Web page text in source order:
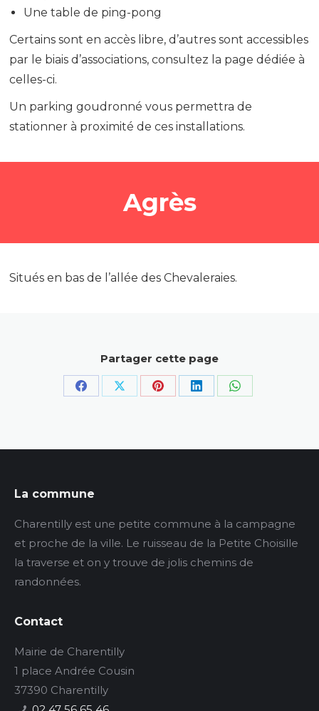
Une table de ping-pong
Certains sont en accès libre, d’autres sont accessibles
par le biais d’associations, consultez la page dédiée à
celles-ci.
Un parking goudronné vous permettra de
stationner à proximité de ces installations.
Agrès
Situés en bas de l’allée des Chevaleraies.
Partager cette page
PartagerPartagerPartagerPartagerPartager
La commune
Charentilly est une petite commune à la campagne
et proche de la ville. Le ruisseau de la Petite Choisille
la traverse et on y trouve de jolis chemins de
randonnées.
Contact
Mairie de Charentilly
1 place Andrée Cousin
37390 Charentilly